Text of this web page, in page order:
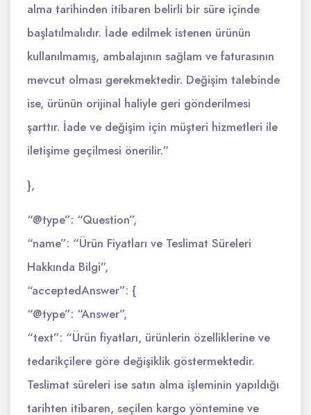
alma tarihinden itibaren belirli bir süre içinde
başlatılmalıdır. İade edilmek istenen ürünün
kullanılmamış, ambalajının sağlam ve faturasının
mevcut olması gerekmektedir. Değişim talebinde
ise, ürünün orijinal haliyle geri gönderilmesi
şarttır. İade ve değişim için müşteri hizmetleri ile
iletişime geçilmesi önerilir.”
},
“@type”: “Question”,
“name”: “Ürün Fiyatları ve Teslimat Süreleri
Hakkında Bilgi”,
“acceptedAnswer”: {
“@type”: “Answer”,
“text”: “Ürün fiyatları, ürünlerin özelliklerine ve
tedarikçilere göre değişiklik göstermektedir.
Teslimat süreleri ise satın alma işleminin yapıldığı
tarihten itibaren, seçilen kargo yöntemine ve